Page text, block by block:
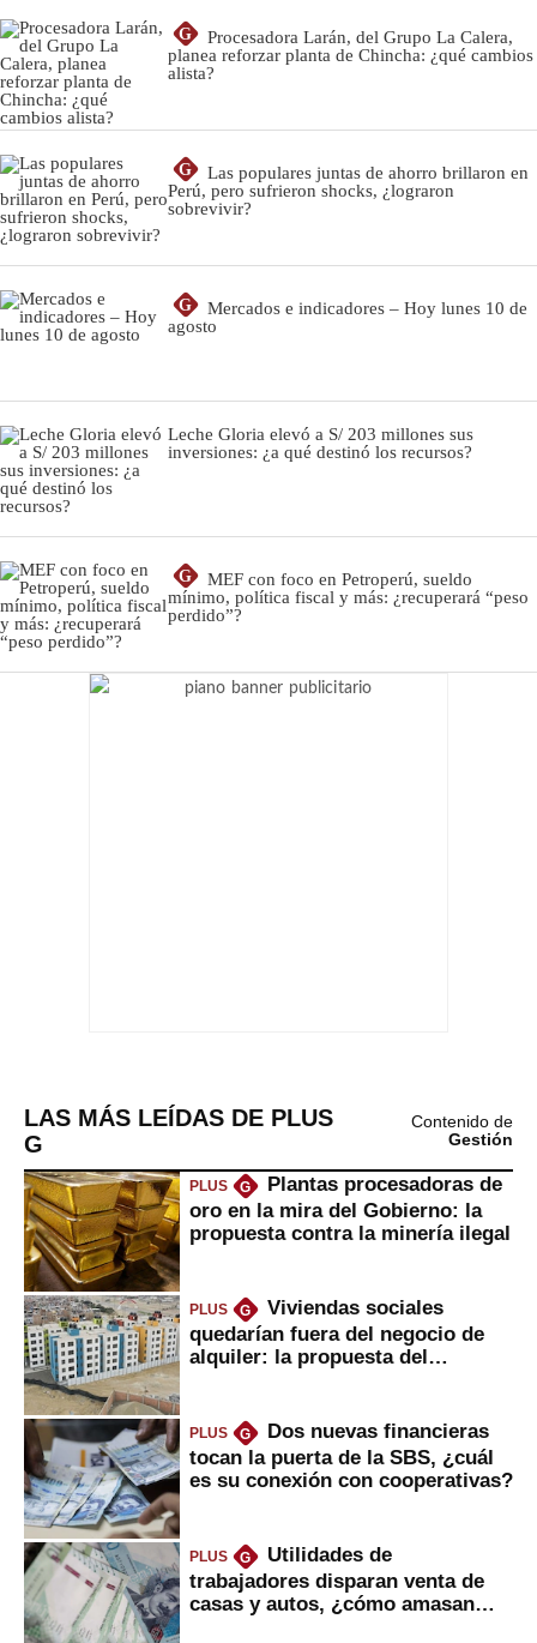
G
Procesadora Larán, del Grupo La Calera,
planea reforzar planta de Chincha: ¿qué cambios
alista?
G
Las populares juntas de ahorro brillaron en
Perú, pero sufrieron shocks, ¿lograron
sobrevivir?
G
Mercados e indicadores – Hoy lunes 10 de
agosto
Leche Gloria elevó a S/ 203 millones sus
inversiones: ¿a qué destinó los recursos?
G
MEF con foco en Petroperú, sueldo
mínimo, política fiscal y más: ¿recuperará “peso
perdido”?
LAS MÁS LEÍDAS DE PLUS
G
Contenido de
Gestión
PLUS G
Plantas procesadoras de
oro en la mira del Gobierno: la
propuesta contra la minería ilegal
PLUS G
Viviendas sociales
quedarían fuera del negocio de
alquiler: la propuesta del
PLUS G
Dos nuevas financieras
tocan la puerta de la SBS, ¿cuál
es su conexión con cooperativas?
PLUS G
Utilidades de
trabajadores disparan venta de
casas y autos, ¿cómo amasan